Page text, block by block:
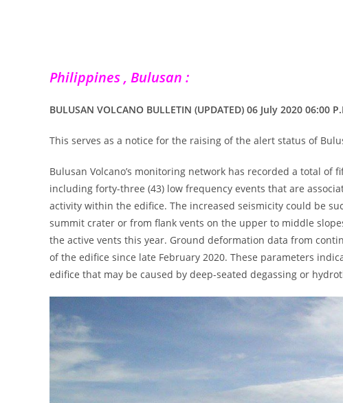
Philippines , Bulusan :
BULUSAN VOLCANO BULLETIN (UPDATED) 06 July 2020 06:00
This serves as a notice for the raising of the alert status of
Bulusan Volcano’s monitoring network has recorded a total of
including forty-three (43) low frequency events that are
activity within the edifice. The increased seismicity could be
summit crater or from flank vents on the upper to middle
the active vents this year. Ground deformation data from
of the edifice since late February 2020. These parameters
edifice that may be caused by deep-seated degassing or